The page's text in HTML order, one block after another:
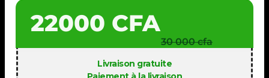
22000 CFA
30 000 cfa
Livraison gratuite